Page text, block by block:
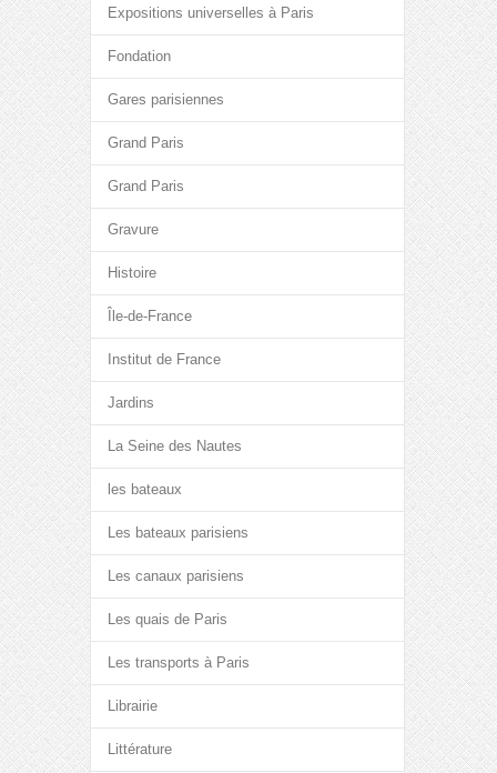
Expositions universelles à Paris
Fondation
Gares parisiennes
Grand Paris
Grand Paris
Gravure
Histoire
Île-de-France
Institut de France
Jardins
La Seine des Nautes
les bateaux
Les bateaux parisiens
Les canaux parisiens
Les quais de Paris
Les transports à Paris
Librairie
Littérature